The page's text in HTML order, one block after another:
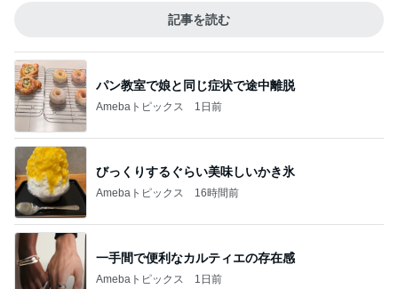
記事を読む
パン教室で娘と同じ症状で途中離脱
Amebaトピックス 1日前
びっくりするぐらい美味しいかき氷
Amebaトピックス 16時間前
一手間で便利なカルティエの存在感
Amebaトピックス 1日前